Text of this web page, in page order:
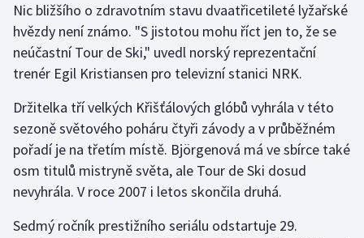
Futsal
Golf
Gymnastika
Házená
Jezdectví
Judo
Nic bližšího o zdravotním stavu dvaatřicetileté lyžařské
hvězdy není známo. "S jistotou mohu říct jen to, že se
neúčastní Tour de Ski," uvedl norský reprezentační
trenér Egil Kristiansen pro televizní stanici NRK.
Držitelka tří velkých Křišťálových glóbů vyhrála v této
sezoně světového poháru čtyři závody a v průběžném
pořadí je na třetím místě. Björgenová má ve sbírce také
osm titulů mistryně světa, ale Tour de Ski dosud
nevyhrála. V roce 2007 i letos skončila druhá.
Sedmý ročník prestižního seriálu odstartuje 29.